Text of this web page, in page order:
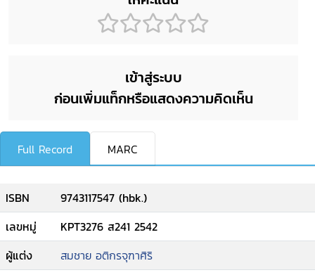
เข้าสู่ระบบ
ก่อนเพิ่มแท็กหรือแสดงความคิดเห็น
Full Record MARC
ISBN
9743117547 (hbk.)
เลขหมู่
KPT3276 ส241 2542
ผู้แต่ง
สมชาย อติกรจุฑาศิริ